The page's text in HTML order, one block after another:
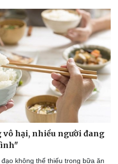
Podcast
Câu chuyện thời sự
Đọc truyện đêm khuya
Cửa sổ tình yêu
Kể chuyện cho bé
Hạt giống tâm hồn
vô hại, nhiều người đang
không thể thiếu trong bữa ăn